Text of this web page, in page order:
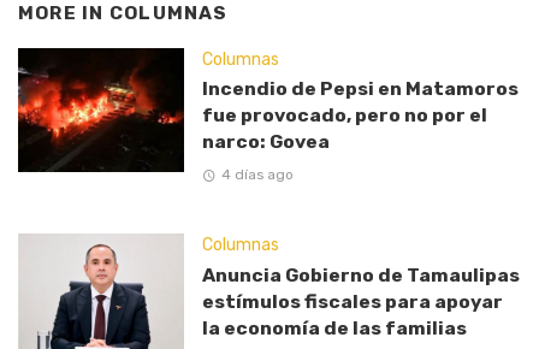
MORE IN COLUMNAS
Columnas
Incendio de Pepsi en Matamoros
fue provocado, pero no por el
narco: Govea
4 días ago
Columnas
Anuncia Gobierno de Tamaulipas
estímulos fiscales para apoyar
la economía de las familias